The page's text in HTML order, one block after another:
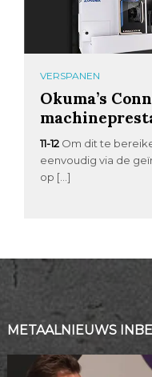
VERSPANEN
Okuma’s
11-12 Om dit te
eenvoudig via de
op […]
METAALNIEUWS